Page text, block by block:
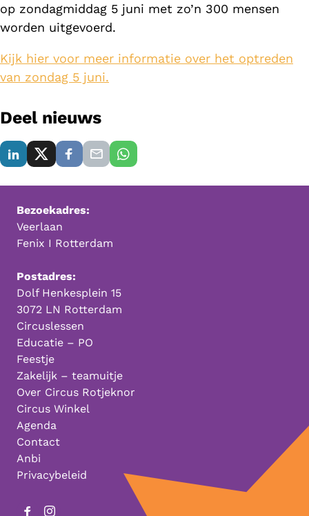
op zondagmiddag 5 juni met zo’n 300 mensen
worden uitgevoerd.
Kijk hier voor meer informatie over het optreden
van zondag 5 juni.
Deel nieuws
Bezoekadres:
Veerlaan
Fenix I Rotterdam
Postadres:
Dolf Henkesplein 15
3072 LN Rotterdam
Circuslessen
Educatie – PO
Feestje
Zakelijk – teamuitje
Over Circus Rotjeknor
Circus Winkel
Agenda
Contact
Anbi
Privacybeleid